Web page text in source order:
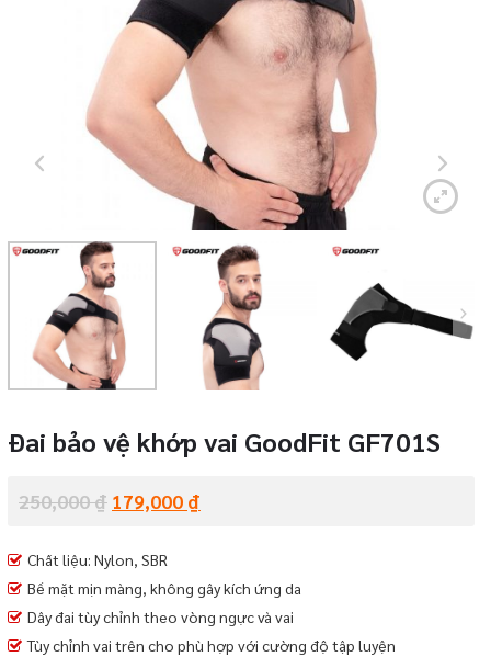
Đai bảo vệ khớp vai GoodFit GF701S
250,000₫ 179,000 ₫
Chất liệu: Nylon, SBR
Bề mặt mịn màng, không gây kích ứng da
Dây đai tùy chỉnh theo vòng ngực và vai
Tùy chỉnh vai trên cho phù hợp với cường độ tập luyện